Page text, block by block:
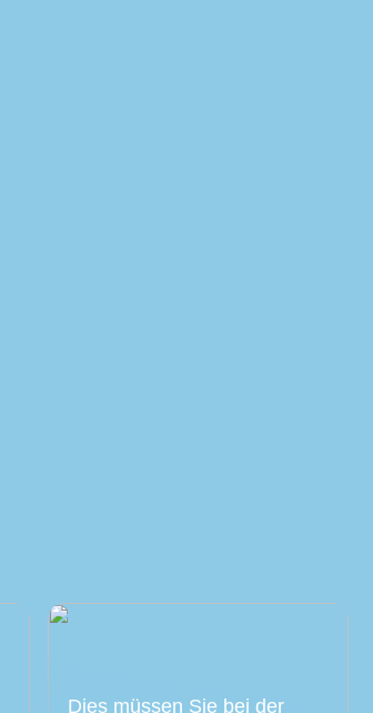
Dies müssen Sie bei der